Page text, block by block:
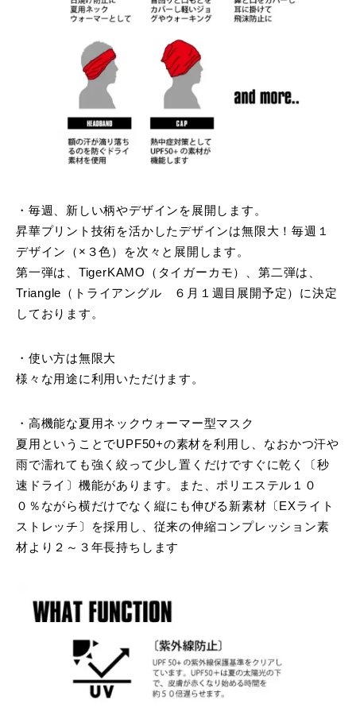
・毎週、新しい柄やデザインを展開します。
昇華プリント技術を活かしたデザインは無限大！毎週１
デザイン（×３色）を次々と展開します。
第一弾は、TigerKAMO（タイガーカモ）、第二弾は、
Triangle（トライアングル ６月１週目展開予定）に決定
しております。
・使い方は無限大
様々な用途に利用いただけます。
・高機能な夏用ネックウォーマー型マスク
夏用ということでUPF50+の素材を利用し、なおかつ汗や
雨で濡れても強く絞って少し置くだけですぐに乾く〔秒
速ドライ〕機能があります。また、ポリエステル１０
０％ながら横だけでなく縦にも伸びる新素材〔EXライト
ストレッチ〕を採用し、従来の伸縮コンプレッション素
材より２～３年長持ちします